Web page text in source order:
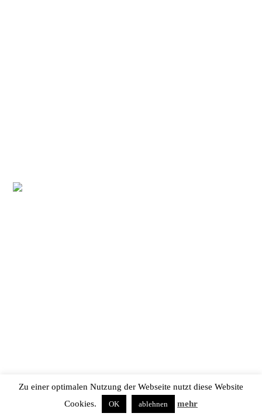
Zu einer optimalen Nutzung der Webseite nutzt diese Website
Cookies.
OK ablehnen mehr